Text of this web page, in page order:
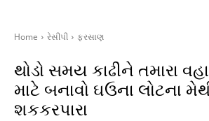
Home રેસીપી ફરસાણ
થોડો સમય કાઢીને તમારા
માટે બનાવો ઘઉના લોટના
શકકરપારા